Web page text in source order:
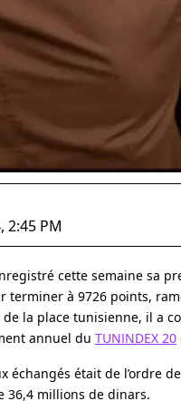
2:45 PM
cette semaine sa
terminer à 9726 points,
la place tunisienne, il a
annuel du TUNINDEX 20
échangés était de
36,4 millions de dinars.